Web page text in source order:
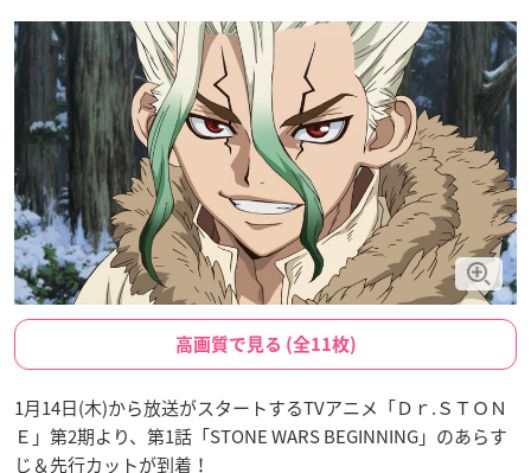
高画質で見る (全11枚)
1月14日(木)から放送がスタートするTVアニメ「Ｄｒ.ＳＴＯＮ
Ｅ」第2期より、第1話「STONE WARS BEGINNING」のあらす
じ＆先行カットが到着！